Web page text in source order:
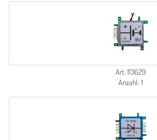
Art. 113629
Anzahl: 1